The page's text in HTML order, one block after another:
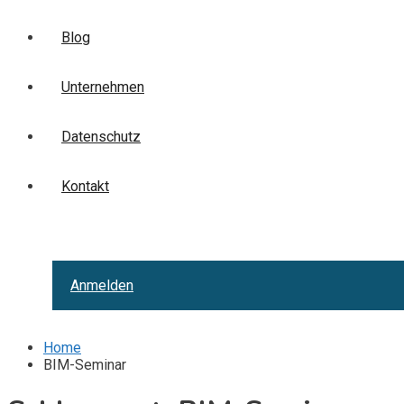
Blog
Unternehmen
Datenschutz
Kontakt
Anmelden
Home
BIM-Seminar